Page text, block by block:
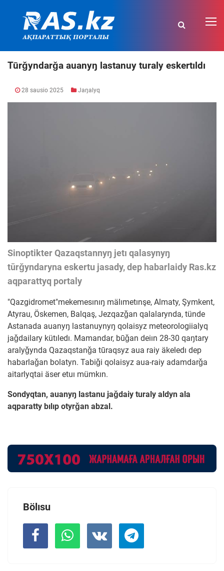
Tūrǧyndarǧa auanyŋ lastanuy turaly eskertıldı
28 sausio 2025 Jaŋalyq
Sinoptikter Qazaqstannyŋ jetı qalasynyŋ
tūrǧyndaryna eskertu jasady, dep habarlaidy Ras.kz
aqparattyq portaly
"Qazgidromet"mekemesınıŋ mälımetınşe, Almaty, Şymkent,
Atyrau, Öskemen, Balqaş, Jezqazǧan qalalarynda, tünde
Astanada auanyŋ lastanuynyŋ qolaisyz meteorologiialyq
jaǧdailary kütıledı. Mamandar, būǧan deiın 28-30 qaŋtary
aralyǧynda Qazaqstanǧa tūraqsyz aua raiy äkeledı dep
habarlaǧan bolatyn. Tabiǧi qolaisyz aua-raiy adamdarǧa
aitarlyqtai äser etuı mümkın.
Sondyqtan, auanyŋ lastanu jaǧdaiy turaly aldyn ala
aqparatty bılıp otyrǧan abzal.
Bölısu